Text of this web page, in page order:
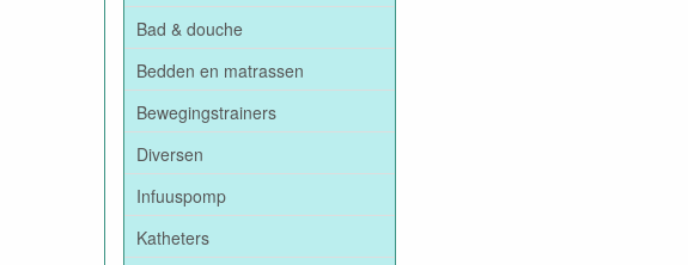
Bad & douche
Bedden en matrassen
Bewegingstrainers
Diversen
Infuuspomp
Katheters